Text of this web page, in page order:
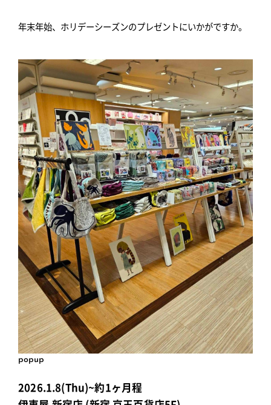
年末年始、ホリデーシーズンのプレゼントにいかがですか。
popup
2026.1.8(Thu)~約1ヶ月程